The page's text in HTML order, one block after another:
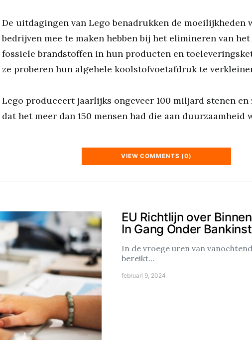
De uitdagingen van Lego benadrukken de moeilijkheden
bedrijven mee te maken hebben bij het elimineren van
fossiele brandstoffen in hun producten en
ze proberen hun algehele koolstofvoetafdruk te
Lego produceert jaarlijks ongeveer 100 miljard stenen en
dat het meer dan 150 mensen had die aan duurzaamheid
VIEW COMMENTS (0)
EU Richtlijn over
In Gang Onder
In de vroege uren van
bereikt…
februari 9, 2024